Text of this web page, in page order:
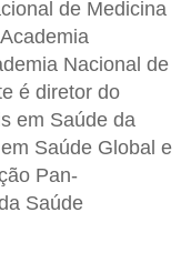
de Medicina
Nacional de
é diretor do
em Saúde da
Saúde Global e
Pan-
Saúde